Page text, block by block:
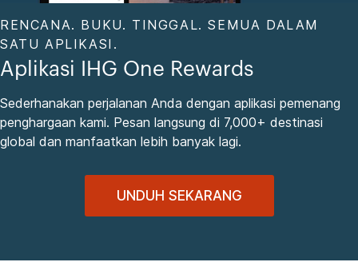
RENCANA. BUKU. TINGGAL. SEMUA DALAM
SATU APLIKASI.
Aplikasi IHG One Rewards
Sederhanakan perjalanan Anda dengan aplikasi pemenang
penghargaan kami. Pesan langsung di 7,000+ destinasi
global dan manfaatkan lebih banyak lagi.
UNDUH SEKARANG